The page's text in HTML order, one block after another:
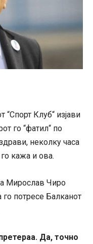
“Спорт Клуб“ изјави
го “фатил“ по
неколку часа
кажа и ова.
Мирослав Чиро
потресе Балканот
Да, точно